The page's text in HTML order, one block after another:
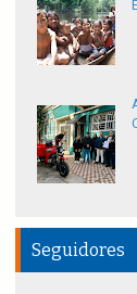
Seguidores